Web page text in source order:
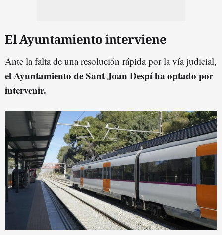
El Ayuntamiento interviene
Ante la falta de una resolución rápida por la vía judicial,
el Ayuntamiento de Sant Joan Despí ha optado por
intervenir.